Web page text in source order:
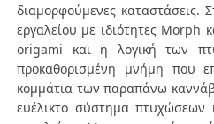
διαμορφούμενες καταστάσεις.
εργαλείου με ιδιότητες
origami και η λογική των
προκαθορισμένη μνήμη που
κομμάτια των παραπάνω
ευέλικτο σύστημα πτυχώσεων